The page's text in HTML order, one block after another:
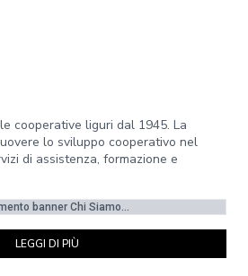
cooperative liguri dal 1945. La
lo sviluppo cooperativo nel
di assistenza, formazione e
banner Chi Siamo...
LEGGI DI PIÙ